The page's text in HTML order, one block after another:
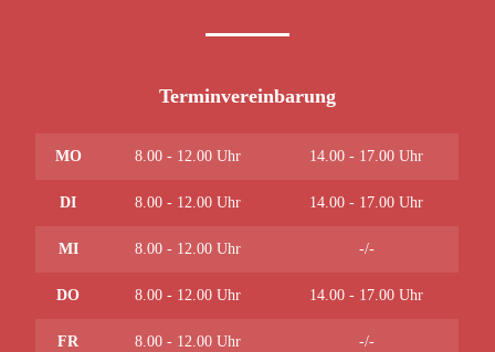
Terminvereinbarung
MO 8.00 - 12.00 Uhr 14.00 - 17.00 Uhr
DI 8.00 - 12.00 Uhr 14.00 - 17.00 Uhr
MI 8.00 - 12.00 Uhr -/-
DO 8.00 - 12.00 Uhr 14.00 - 17.00 Uhr
FR 8.00 - 12.00 Uhr -/-